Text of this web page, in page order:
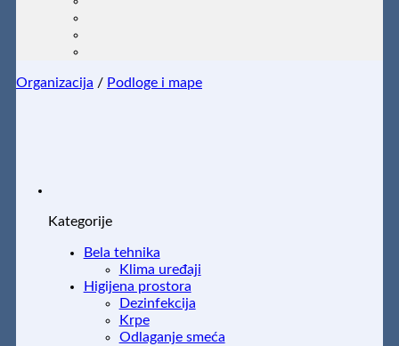
Organizacija / Podloge i mape
Kategorije
Bela tehnika
Klima uređaji
Higijena prostora
Dezinfekcija
Krpe
Odlaganje smeća